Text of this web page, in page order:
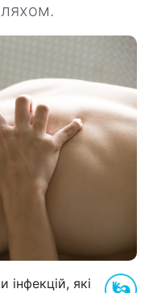
інфекцій, які